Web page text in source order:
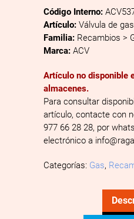
Código Interno:
Artículo: Válvula de
Familia: Recambios >
Marca: ACV
Artículo no disponible
almacenes.
Para consultar
artículo, contacte con
977 66 28 28, por
electrónico a
Categorías: Gas,